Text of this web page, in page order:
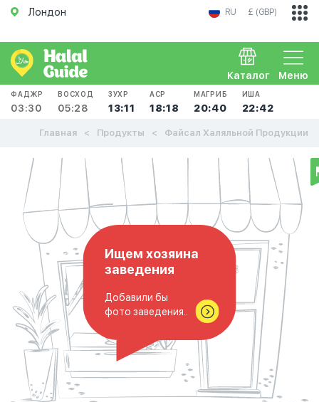
Лондон RU £ (GBP)
Меню
Каталог
ФАДЖР
03:30
ВОСХОД
05:28
ЗУХР
13:11
АСР
18:18
МАГРИБ
20:40
ИША
22:42
Главная Продукты Файсал Халяльной Продукции
Ищем хозяина
заведения
Добавили бы
фото заведения..